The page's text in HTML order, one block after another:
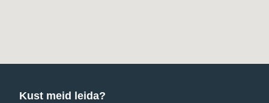
Kust meid leida?